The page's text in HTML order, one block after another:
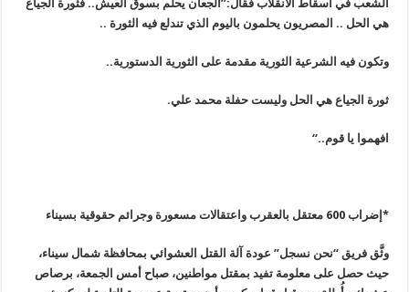
الشعب في اسقاط الانقلاب فقال:”الجعان يحلم بسوق العيش.. فثورة الجياع
هي الحل .. المصريون يحلمون باليوم الذي تندلع فيه الثورة ..
وتكون فيه الشرعية الثورية مقدمة على الثورية الدستورية..
ثورة الجياع هي الحل وليست حفلة محمد علي.
افهموا يا قوم..
“
*إضراب 600 معتقل بالعقرب واعتقالات مسعورة وجرائم حقوقية بسيناء
وثَّق فريق “نحن نسجل” عودة آلة القتل العشوائي بمحافظة شمال سيناء،
حيث حصل على معلومة تفيد بمقتل مواطنين، صباح أمس الجمعة، برصاص